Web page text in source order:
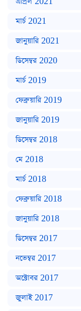
মার্চ 2021
জানুয়ারি 2021
ডিসেম্বর 2020
মার্চ 2019
ফেব্রুয়ারি 2019
জানুয়ারি 2019
ডিসেম্বর 2018
মে 2018
মার্চ 2018
ফেব্রুয়ারি 2018
জানুয়ারি 2018
ডিসেম্বর 2017
নভেম্বর 2017
অক্টোবর 2017
জুলাই 2017